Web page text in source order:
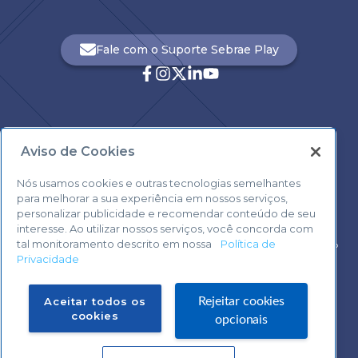
0800 570 0800
Fale com o Suporte Sebrae Play
Voltar ao topo
Aviso de Cookies
Nós usamos cookies e outras tecnologias semelhantes
para melhorar a sua experiência em nossos serviços,
personalizar publicidade e recomendar conteúdo de seu
interesse. Ao utilizar nossos serviços, você concorda com
tal monitoramento descrito em nossa
Política de
Privacidade
Aceitar todos os
cookies
Rejeitar cookies
opcionais